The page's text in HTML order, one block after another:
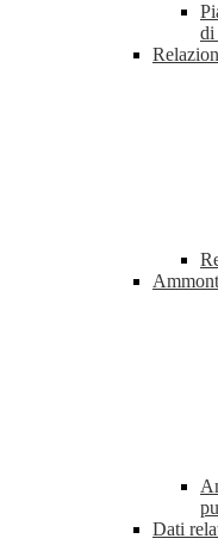
di
Dati